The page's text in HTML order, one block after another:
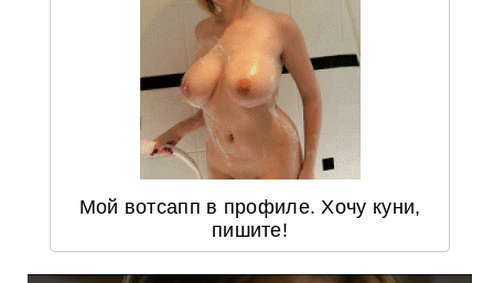
Мой вотсапп в профиле. Хочу куни,
пишите!